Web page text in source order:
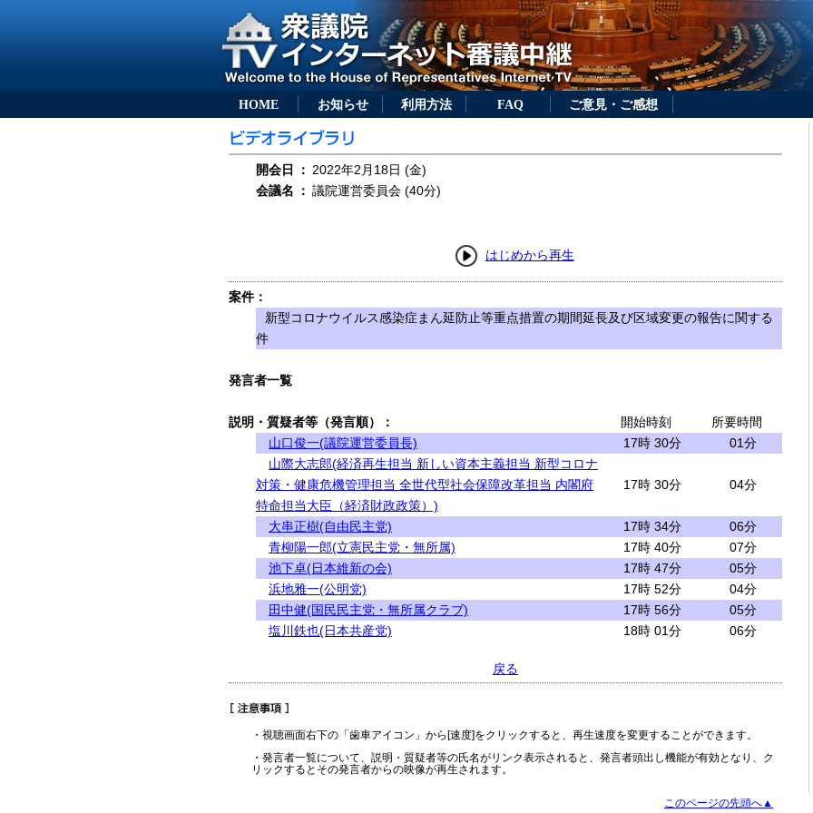
HOME お知らせ 利用方法 FAQ ご意見・ご感想
開会日 ： 2022年2月18日 (金)
会議名
： 議院運営委員会 (40分)
はじめから再生
案件：
新型コロナウイルス感染症まん延防止等重点措置の期間延長及び区域変更の報告に関する
件
発言者一覧
説明・質疑者等（発言順）： 開始時刻
所要時間
山口俊一(議院運営委員長)
17時 30分
01分
山際大志郎(経済再生担当 新しい資本主義担当 新型コロナ
対策・健康危機管理担当 全世代型社会保障改革担当 内閣府
特命担当大臣（経済財政政策）)
17時 30分 04分
大串正樹(自由民主党) 17時 34分
06分
青柳陽一郎(立憲民主党・無所属)
17時 40分
07分
池下卓(日本維新の会)
17時 47分
05分
浜地雅一(公明党)
17時 52分
04分
田中健(国民民主党・無所属クラブ)
17時 56分
05分
塩川鉄也(日本共産党)
18時 01分 06分
戻る
・視聴画面右下の「歯車アイコン」から[速度]をクリックすると、再生速度を変更することができます。
・発言者一覧について、説明・質疑者等の氏名がリンク表示されると、発言者頭出し機能が有効となり、ク
リックするとその発言者からの映像が再生されます。
このページの先頭へ▲